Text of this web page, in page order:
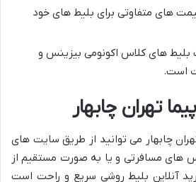
های متفاوتی برای بلیط های خود
های کلاس اکونومی بیزینس و
است.
تهران چابهار
چابهار می توانید از طریق سایت های
های مسافرتی و یا به صورت مستقیم از
آنلاین بلیط روشی سریع و راحت است